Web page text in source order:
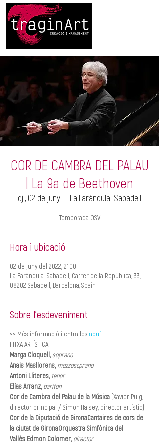
COR DE CAMBRA DEL PALAU
| La 9a de Beethoven
dj., 02 de juny
  |
La Faràndula. Sabadell
Temporada OSV
Hora i ubicació
02 de juny del 2022, 21:00
La Faràndula. Sabadell, Carrer de la República, 33,
08202 Sabadell, Barcelona, Spain
Sobre l'esdeveniment
>> Més informació i entrades aquí
Marga Cloquell, soprano
Anais Masllorens, mezzosoprano
Antoni Lliteres, tenor
Elías Arranz, baríton
Cor de Cambra del Palau de la Música (Xavier Puig,
Cor de la Diputació de GironaCantaires de cors de
la ciutat de GironaOrquestra Simfònica del
Vallès Edmon Colomer, director